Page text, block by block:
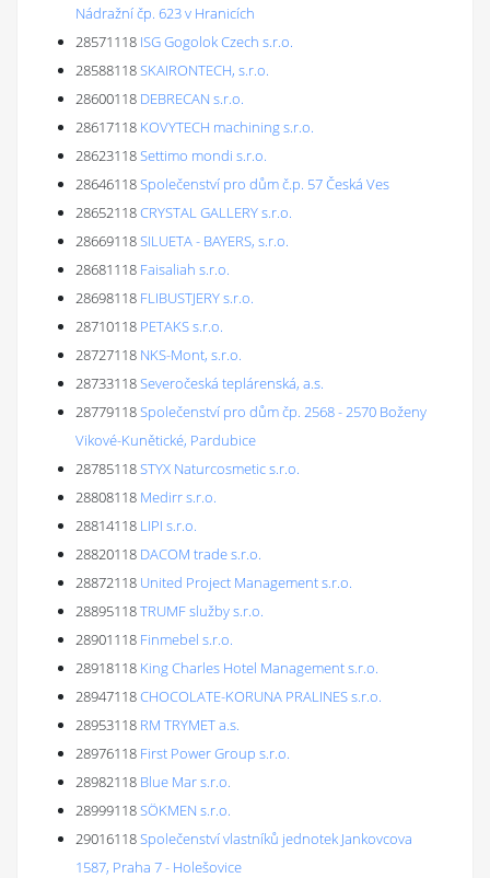
Nádražní čp. 623 v Hranicích
28571118 ISG Gogolok Czech s.r.o.
28588118SKAIRONTECH, s.r.o.
28600118 DEBRECAN s.r.o.
28617118 KOVYTECH machining s.r.o.
28623118Settimo mondi s.r.o.
28646118Společenství pro dům č.p. 57 Česká Ves
28652118CRYSTAL GALLERY s.r.o.
28669118SILUETA - BAYERS, s.r.o.
28681118 Faisaliah s.r.o.
28698118 FLIBUSTJERY s.r.o.
28710118 PETAKS s.r.o.
28727118 NKS-Mont, s.r.o.
28733118Severočeská teplárenská, a.s.
28779118Společenství pro dům čp. 2568 - 2570 Boženy
Vikové-Kunětické, Pardubice
28785118STYX Naturcosmetic s.r.o.
28808118 Medirr s.r.o.
28814118 LIPI s.r.o.
28820118 DACOM trade s.r.o.
28872118 United Project Management s.r.o.
28895118TRUMF služby s.r.o.
28901118 Finmebel s.r.o.
28918118 King Charles Hotel Management s.r.o.
28947118CHOCOLATE-KORUNA PRALINES s.r.o.
28953118 RM TRYMET a.s.
28976118 First Power Group s.r.o.
28982118 Blue Mar s.r.o.
28999118SÖKMEN s.r.o.
29016118Společenství vlastníků jednotek Jankovcova
1587, Praha 7 - Holešovice